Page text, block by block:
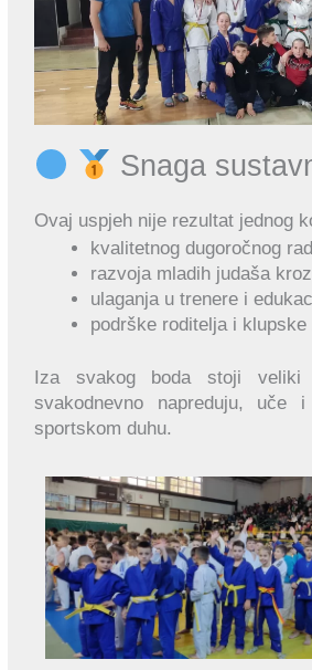
Snaga
Ovaj uspjeh nije rezultat jednog
kvalitetnog dugoročnog
razvoja mladih judaša
ulaganja u trenere i
podrške roditelja i klupske
Iza svakog boda stoji
svakodnevno napreduju, uče
sportskom duhu.